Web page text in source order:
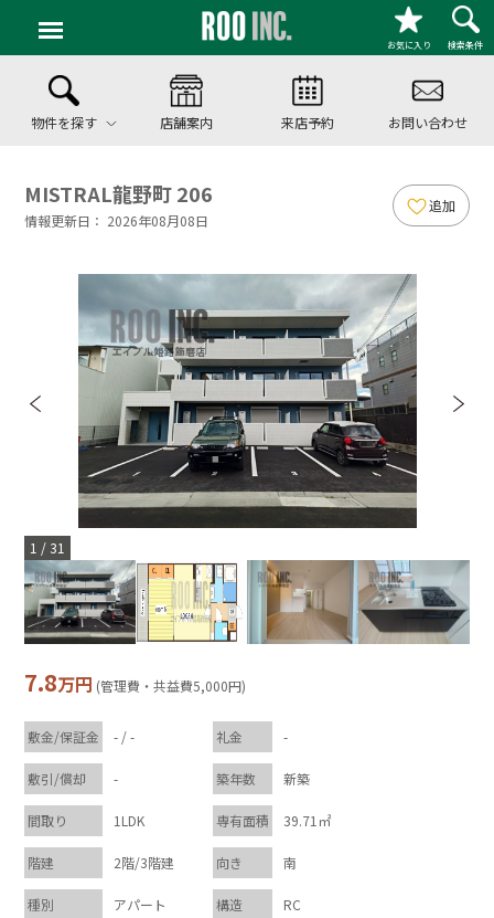
お気に入り 検索条件
物件を探す 店舗案内 来店予約 お問い合わせ
MISTRAL龍野町 206
情報更新日： 2026年08月08日
追加
1 /31
7.8万円 (管理費・共益費5,000円)
敷金/保証金 - / - 礼金 -
敷引/償却 - 築年数 新築
間取り 1LDK 専有面積 39.71㎡
階建 2階/3階建 向き 南
種別 アパート 構造 RC